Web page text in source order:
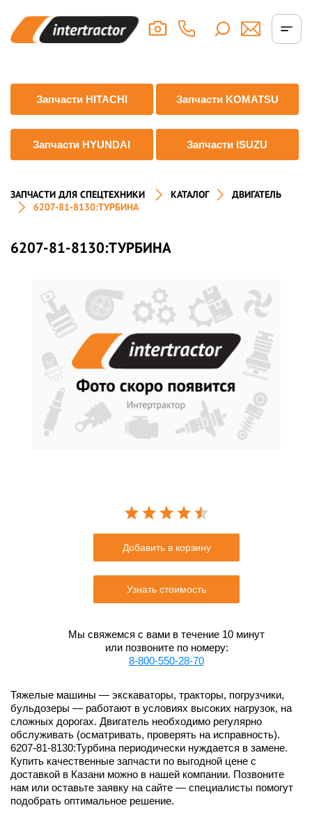
Запчасти HITACHI Запчасти KOMATSU
Запчасти HYUNDAI Запчасти ISUZU
ЗАПЧАСТИ ДЛЯ СПЕЦТЕХНИКИ КАТАЛОГ
ДВИГАТЕЛЬ
6207-81-8130:ТУРБИНА
6207-81-8130:ТУРБИНА
Добавить в корзину
Узнать стоимость
Мы свяжемся с вами в течение 10 минут
или позвоните по номеру:
8-800-550-28-70
Тяжелые машины — экскаваторы, тракторы, погрузчики,
бульдозеры — работают в условиях высоких нагрузок, на
сложных дорогах. Двигатель необходимо регулярно
обслуживать (осматривать, проверять на исправность).
6207-81-8130:Турбина периодически нуждается в замене.
Купить качественные запчасти по выгодной цене с
доставкой в Казани можно в нашей компании. Позвоните
нам или оставьте заявку на сайте — специалисты помогут
подобрать оптимальное решение.